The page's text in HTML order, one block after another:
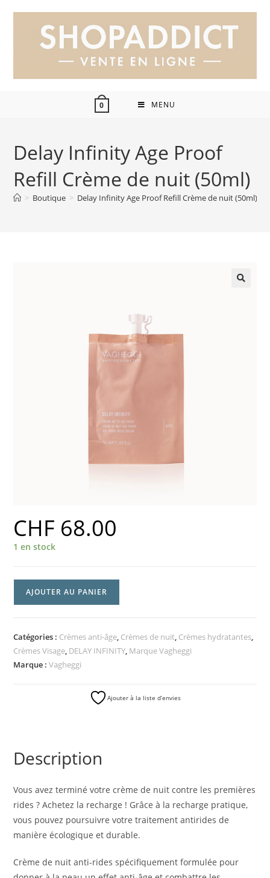
0 MENU
Delay Infinity Age Proof
Refill Crème de nuit (50ml)
> Boutique > Delay Infinity Age Proof Refill Crème de nuit (50ml)
CHF 68.00
1 en stock
AJOUTER AU PANIER
Catégories : Crèmes anti-âge, Crèmes de nuit, Crèmes hydratantes,
Crèmes Visage, DELAY INFINITY, Marque Vagheggi
Marque :Vagheggi
Ajouter à la liste d’envies
Description
Vous avez terminé votre crème de nuit contre les premières
rides ? Achetez la recharge ! Grâce à la recharge pratique,
vous pouvez poursuivre votre traitement antirides de
manière écologique et durable.
Crème de nuit anti-rides spécifiquement formulée pour